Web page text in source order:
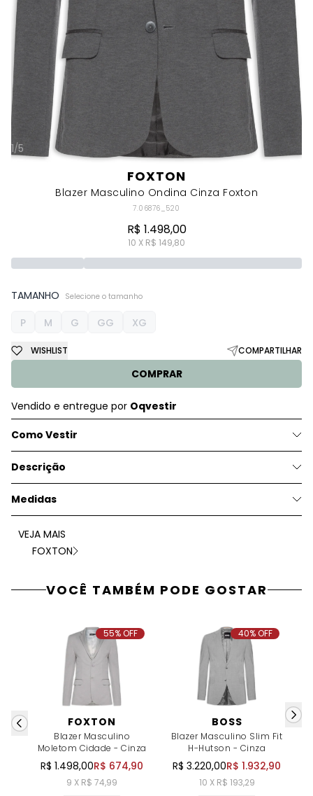
1/5
FOXTON
Blazer Masculino Ondina Cinza Foxton
7.06876_520
R$ 1.498,00
10 X R$ 149,80
TAMANHO Selecione o tamanho
P M G GG XG
COMPRAR
WISHLIST COMPARTILHAR
Vendido e entregue por Oqvestir
Como Vestir
Descrição
Medidas
VEJA MAIS
FOXTON
VOCÊ TAMBÉM PODE GOSTAR
FOXTON
Blazer Masculino
Moletom Cidade - Cinza
R$ 1.498,00R$ 674,90
9 X R$ 74,99
55% OFF
BOSS
Blazer Masculino Slim Fit
H-Hutson - Cinza
R$ 3.220,00R$ 1.932,90
10 X R$ 193,29
40% OFF